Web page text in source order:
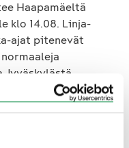
Haapamäeltä
klo 14.08. Linja-
ajat pitenevät
voimassa